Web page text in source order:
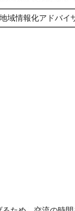
域情報化アドバイ